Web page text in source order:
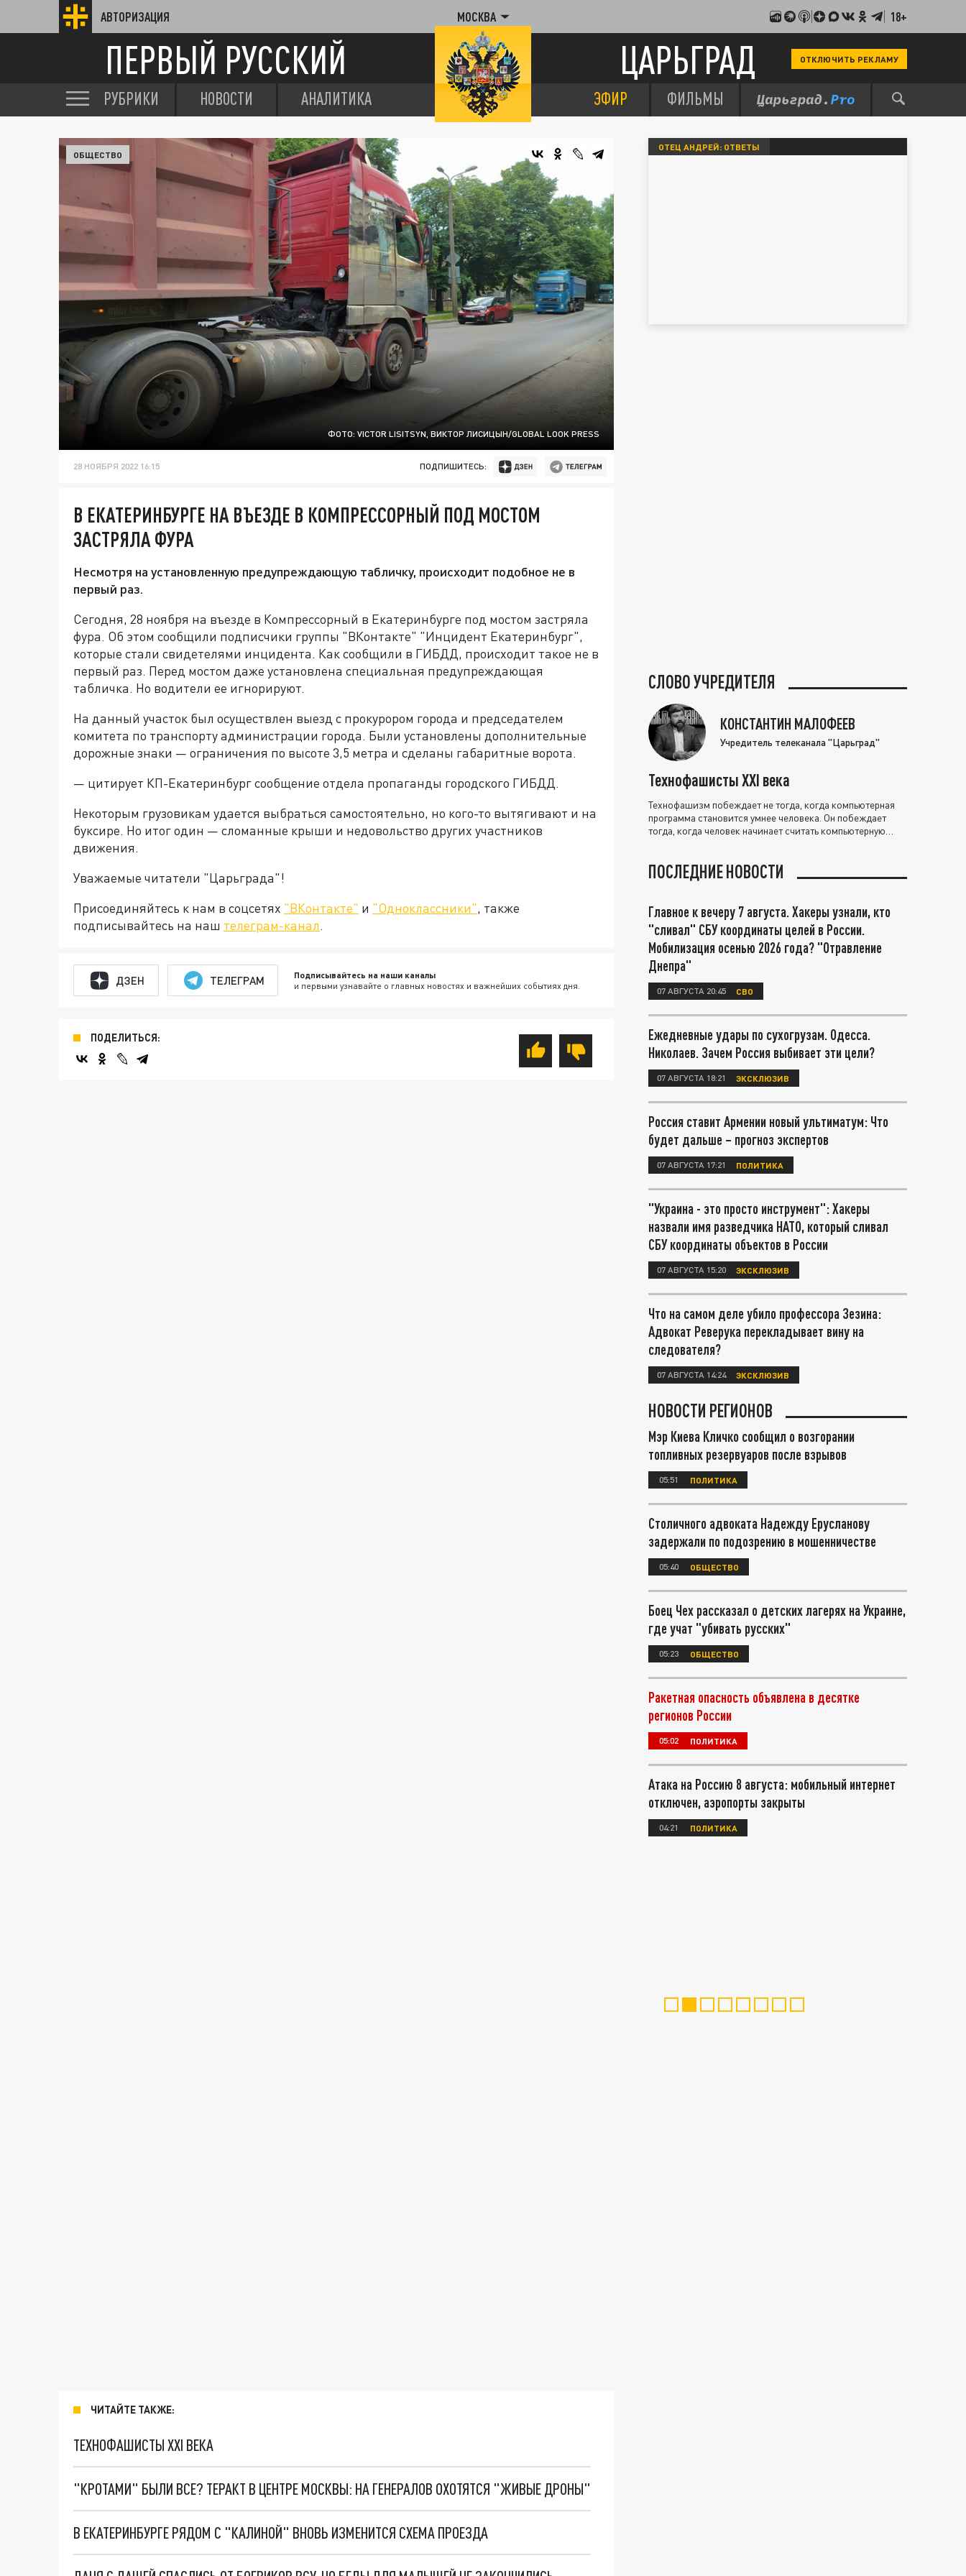
АВТОРИЗАЦИЯ МОСКВА 18+
ПЕРВЫЙ РУССКИЙ ЦАРЬГРАД ОТКЛЮЧИТЬ РЕКЛАМУ
РУБРИКИ НОВОСТИ АНАЛИТИКА ЭФИР ФИЛЬМЫ
ФОТО: VICTOR LISITSYN, ВИКТОР ЛИСИЦЫН/GLOBAL LOOK PRESS
ОБЩЕСТВО
28 НОЯБРЯ 2022 16:15 ПОДПИШИТЕСЬ:
В ЕКАТЕРИНБУРГЕ НА ВЪЕЗДЕ В КОМПРЕССОРНЫЙ ПОД МОСТОМ
ЗАСТРЯЛА ФУРА
Несмотря на установленную предупреждающую табличку, происходит подобное не в
первый раз.
Сегодня, 28 ноября на въезде в Компрессорный в Екатеринбурге под мостом застряла
фура. Об этом сообщили подписчики группы "ВКонтакте" "Инцидент Екатеринбург",
которые стали свидетелями инцидента. Как сообщили в ГИБДД, происходит такое не в
первый раз. Перед мостом даже установлена специальная предупреждающая
табличка. Но водители ее игнорируют.
На данный участок был осуществлен выезд с прокурором города и председателем
комитета по транспорту администрации города. Были установлены дополнительные
дорожные знаки — ограничения по высоте 3,5 метра и сделаны габаритные ворота.
— цитирует КП-Екатеринбург сообщение отдела пропаганды городского ГИБДД.
Некоторым грузовикам удается выбраться самостоятельно, но кого-то вытягивают и на
буксире. Но итог один — сломанные крыши и недовольство других участников
движения.
Уважаемые читатели "Царьграда"!
Присоединяйтесь к нам в соцсетях "ВКонтакте" и "Одноклассники", также
подписывайтесь на наш телеграм-канал.
ДЗЕН ТЕЛЕГРАМ Подписывайтесь на наши каналы
и первыми узнавайте о главных новостях и важнейших событиях дня.
ПОДЕЛИТЬСЯ:
ЧИТАЙТЕ ТАКЖЕ:
ТЕХНОФАШИСТЫ XXI ВЕКА
"КРОТАМИ" БЫЛИ ВСЕ? ТЕРАКТ В ЦЕНТРЕ МОСКВЫ: НА ГЕНЕРАЛОВ ОХОТЯТСЯ "ЖИВЫЕ ДРОНЫ"
В ЕКАТЕРИНБУРГЕ РЯДОМ С "КАЛИНОЙ" ВНОВЬ ИЗМЕНИТСЯ СХЕМА ПРОЕЗДА
ОТЕЦ АНДРЕЙ: ОТВЕТЫ
СЛОВО УЧРЕДИТЕЛЯ
КОНСТАНТИН МАЛОФЕЕВ
Учредитель телеканала "Царьград"
Технофашисты XXI века
Технофашизм побеждает не тогда, когда компьютерная
программа становится умнее человека. Он побеждает
тогда, когда человек начинает считать компьютерную
ПОСЛЕДНИЕ НОВОСТИ
Главное к вечеру 7 августа. Хакеры узнали, кто
"сливал" СБУ координаты целей в России.
Мобилизация осенью 2026 года? "Отравление
Днепра"
07 АВГУСТА 20:45 СВО
Ежедневные удары по сухогрузам. Одесса.
Николаев. Зачем Россия выбивает эти цели?
07 АВГУСТА 18:21 ЭКСКЛЮЗИВ
Россия ставит Армении новый ультиматум: Что
будет дальше – прогноз экспертов
07 АВГУСТА 17:21 ПОЛИТИКА
"Украина - это просто инструмент": Хакеры
назвали имя разведчика НАТО, который сливал
СБУ координаты объектов в России
07 АВГУСТА 15:20 ЭКСКЛЮЗИВ
Что на самом деле убило профессора Зезина:
Адвокат Реверука перекладывает вину на
следователя?
07 АВГУСТА 14:24 ЭКСКЛЮЗИВ
НОВОСТИ РЕГИОНОВ
Мэр Киева Кличко сообщил о возгорании
топливных резервуаров после взрывов
05:51 ПОЛИТИКА
Столичного адвоката Надежду Ерусланову
задержали по подозрению в мошенничестве
05:40 ОБЩЕСТВО
Боец Чех рассказал о детских лагерях на Украине,
где учат "убивать русских"
05:23 ОБЩЕСТВО
Ракетная опасность объявлена в десятке
регионов России
05:02 ПОЛИТИКА
Атака на Россию 8 августа: мобильный интернет
отключен, аэропорты закрыты
04:21 ПОЛИТИКА